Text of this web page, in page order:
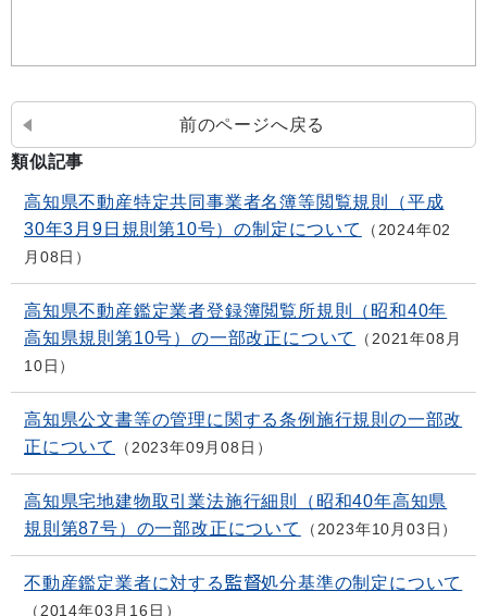
前のページへ戻る
類似記事
高知県不動産特定共同事業者名簿等閲覧規則（平成
30年3月9日規則第10号）の制定について
2024年02
月08日
高知県不動産鑑定業者登録簿閲覧所規則（昭和40年
高知県規則第10号）の一部改正について
2021年08月
10日
高知県公文書等の管理に関する条例施行規則の一部改
正について
2023年09月08日
高知県宅地建物取引業法施行細則（昭和40年高知県
規則第87号）の一部改正について
2023年10月03日
不動産鑑定業者に対する監督処分基準の制定について
2014年03月16日